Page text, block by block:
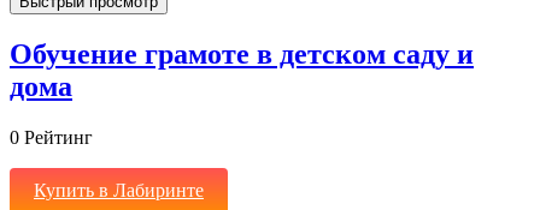
Обучение грамоте в детском саду и
дома
0 Рейтинг
Купить в Лабиринте